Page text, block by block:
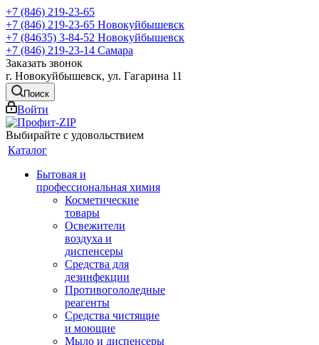
+7 (846) 219-23-65
+7 (846) 219-23-65 Новокуйбышевск
+7 (84635) 3-84-52 Новокуйбышевск
+7 (846) 219-23-14 Самара
Заказать звонок
г. Новокуйбышевск, ул. Гагарина 11
Поиск
Войти
Выбирайте с удовольствием
Каталог
Бытовая и
профессиональная химия
Косметические
товары
Освежители
воздуха и
диспенсеры
Средства для
дезинфекции
Противогололедные
реагенты
Средства чистящие
и моющие
Мыло и диспенсеры